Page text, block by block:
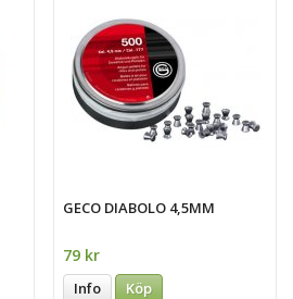
GECO DIABOLO 4,5MM
79 kr
Info Köp